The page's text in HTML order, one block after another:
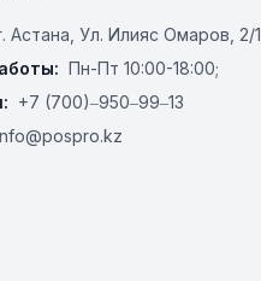
Астана, ​Ул. Илияс Омаров, 2/1
Пн-Пт 10:00-18:00;
+7 (700)‒950‒99‒13